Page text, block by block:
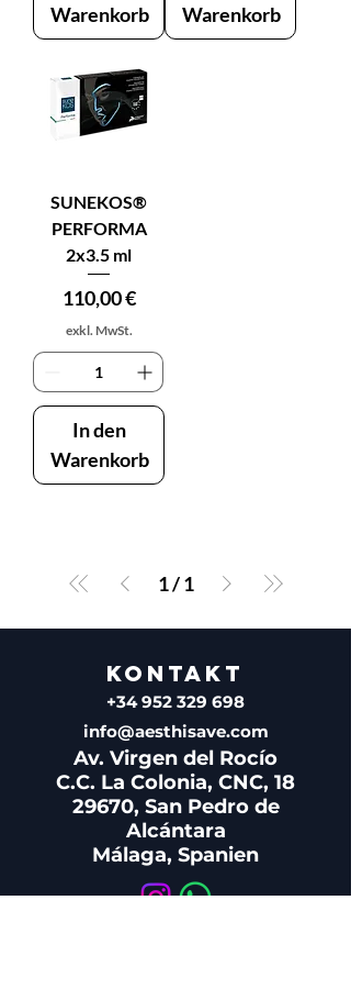
Warenkorb
Warenkorb
SUNEKOS®
PERFORMA
2x3.5 ml
Preis
110,00 €
exkl. MwSt.
In den
Warenkorb
1/ 1
KONTAKT
+34 952 329 698
info@aesthisave.com
Av. Virgen del Rocío
C.C. La Colonia, CNC, 18
29670, San Pedro de
Alcántara
Málaga, Spanien